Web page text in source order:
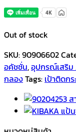
Out of stock
SKU:90906602
อคัชชั่น,อุปกรณ์เสริม
กลองTags: เป้าติดกร